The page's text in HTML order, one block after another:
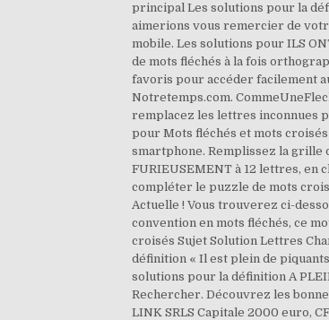
principal Les solutions pour la
aimerions vous remercier de
mobile. Les solutions pour ILS
de mots fléchés à la fois
favoris pour accéder facilement
Notretemps.com.
remplacez les lettres inconnues
pour Mots fléchés et mots
smartphone. Remplissez la grille
FURIEUSEMENT à 12 lettres,
compléter le puzzle de mots
Actuelle ! Vous trouverez ci-
convention en mots fléchés, ce
croisés Sujet Solution Lettres
définition « Il est plein de
solutions pour la définition A
Rechercher. Découvrez les
LINK SRLS Capitale 2000 euro,